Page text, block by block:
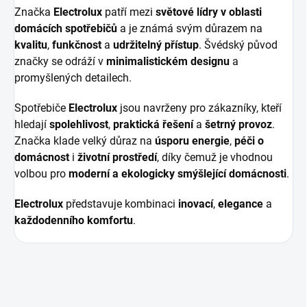
Značka Electrolux patří mezi světové lídry v oblasti
domácích spotřebičů a je známá svým důrazem na
kvalitu, funkčnosta udržitelný přístup. Švédský původ
značky se odráží v minimalistickém designu a
promyšlených detailech.
Spotřebiče Electrolux jsou navrženy pro zákazníky, kteří
hledají spolehlivost, praktická řešenía šetrný provoz.
Značka klade velký důraz na úsporu energie, péči o
domácnosti životní prostředí, díky čemuž je vhodnou
volbou pro moderní a ekologicky smýšlející domácnosti.
Electrolux představuje kombinaci inovací, elegance a
každodenního komfortu.